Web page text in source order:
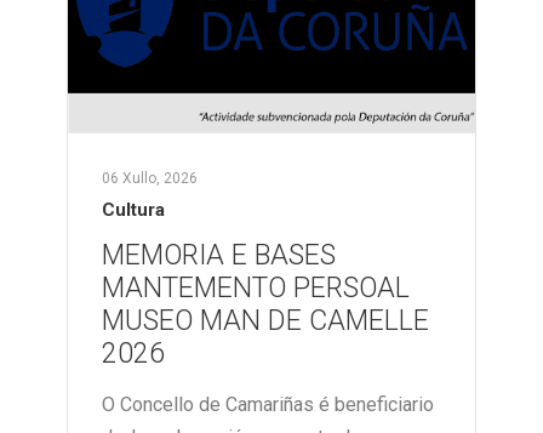
06 Xullo, 2026
Cultura
MEMORIA E BASES
MANTEMENTO PERSOAL
MUSEO MAN DE CAMELLE
2026
O Concello de Camariñas é beneficiario